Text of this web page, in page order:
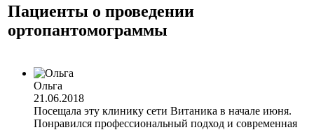
звонок
Пациенты о проведении
ортопантомограммы
Ольга
21.06.2018
Посещала эту клинику сети Витаника в начале июня.
Понравился профессиональный подход и современная